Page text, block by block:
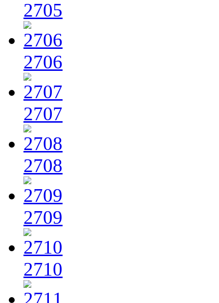
2705
2706
2707
2708
2709
2710